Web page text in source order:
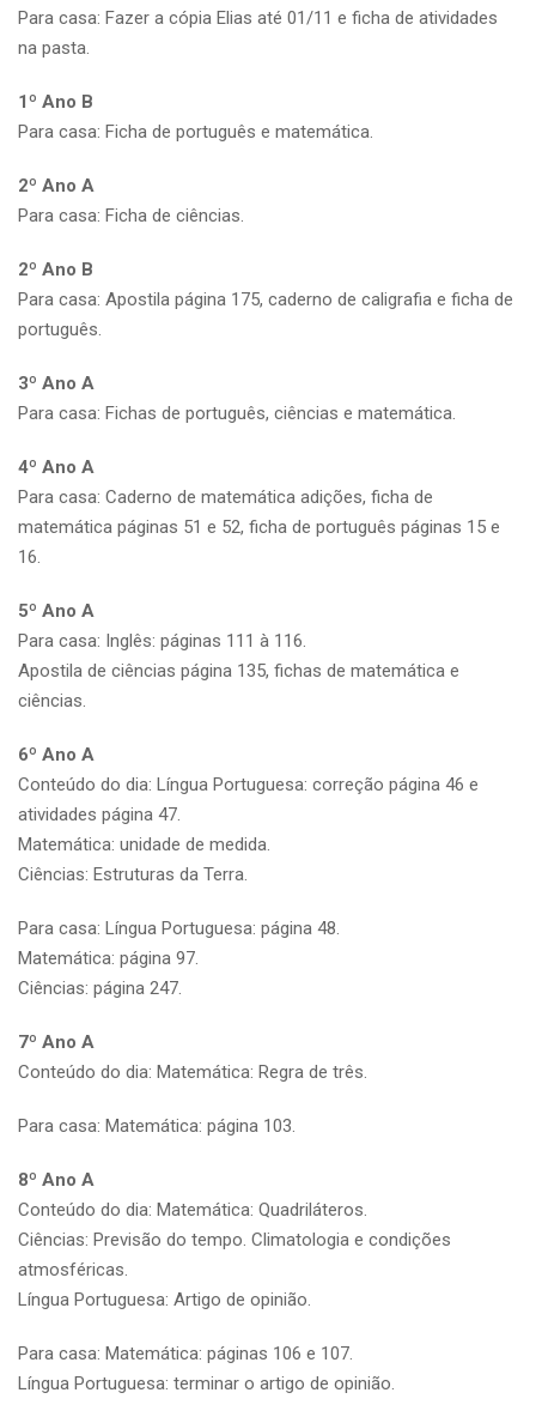
Para casa: Fazer a cópia Elias até 01/11 e ficha de atividades
na pasta.
1º Ano B
Para casa: Ficha de português e matemática.
2º Ano A
Para casa: Ficha de ciências.
2º Ano B
Para casa: Apostila página 175, caderno de caligrafia e ficha de
português.
3º Ano A
Para casa: Fichas de português, ciências e matemática.
4º Ano A
Para casa: Caderno de matemática adições, ficha de
matemática páginas 51 e 52, ficha de português páginas 15 e
16.
5º Ano A
Para casa: Inglês: páginas 111 à 116.
Apostila de ciências página 135, fichas de matemática e
ciências.
6º Ano A
Conteúdo do dia: Língua Portuguesa: correção página 46 e
atividades página 47.
Matemática: unidade de medida.
Ciências: Estruturas da Terra.
Para casa: Língua Portuguesa: página 48.
Matemática: página 97.
Ciências: página 247.
7º Ano A
Conteúdo do dia: Matemática: Regra de três.
Para casa: Matemática: página 103.
8º Ano A
Conteúdo do dia: Matemática: Quadriláteros.
Ciências: Previsão do tempo. Climatologia e condições
atmosféricas.
Língua Portuguesa: Artigo de opinião.
Para casa: Matemática: páginas 106 e 107.
Língua Portuguesa: terminar o artigo de opinião.